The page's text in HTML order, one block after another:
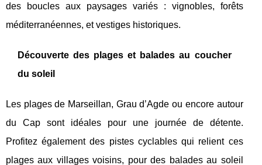
des boucles aux paysages variés : vignobles, forêts
méditerranéennes, et vestiges historiques.
Découverte des plages et balades au coucher
du soleil
Les plages de Marseillan, Grau d’Agde ou encore autour
du Cap sont idéales pour une journée de détente.
Profitez également des pistes cyclables qui relient ces
plages aux villages voisins, pour des balades au soleil